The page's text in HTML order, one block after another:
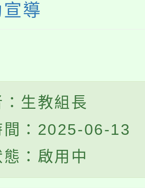
導
生教組長
間：2025-06-13
：啟用中